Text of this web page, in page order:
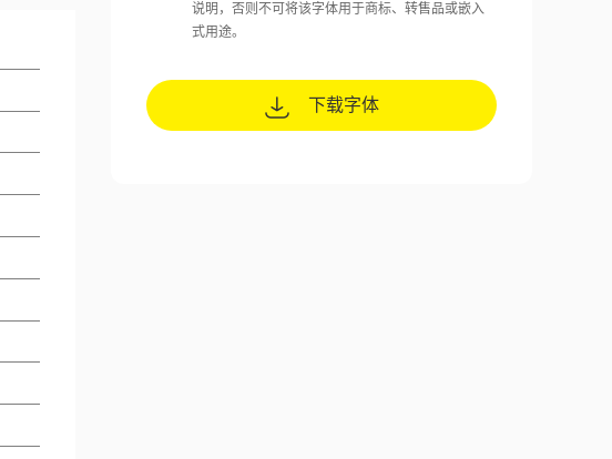
说明，否则不可将该字体用于商标、转售品或嵌入
式用途。
下载字体